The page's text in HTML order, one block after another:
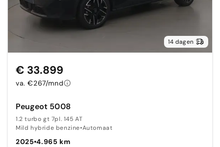
14 dagen
Peugeot 5008
1.2 turbo gt 7pl. 145 AT
Mild hybride benzine•Automaat
2025•4.965 km
€ 33.899
va. €267/mnd